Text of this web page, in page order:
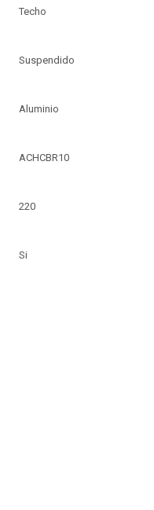
Techo
Suspendido
Aluminio
ACHCBR10
220
Si